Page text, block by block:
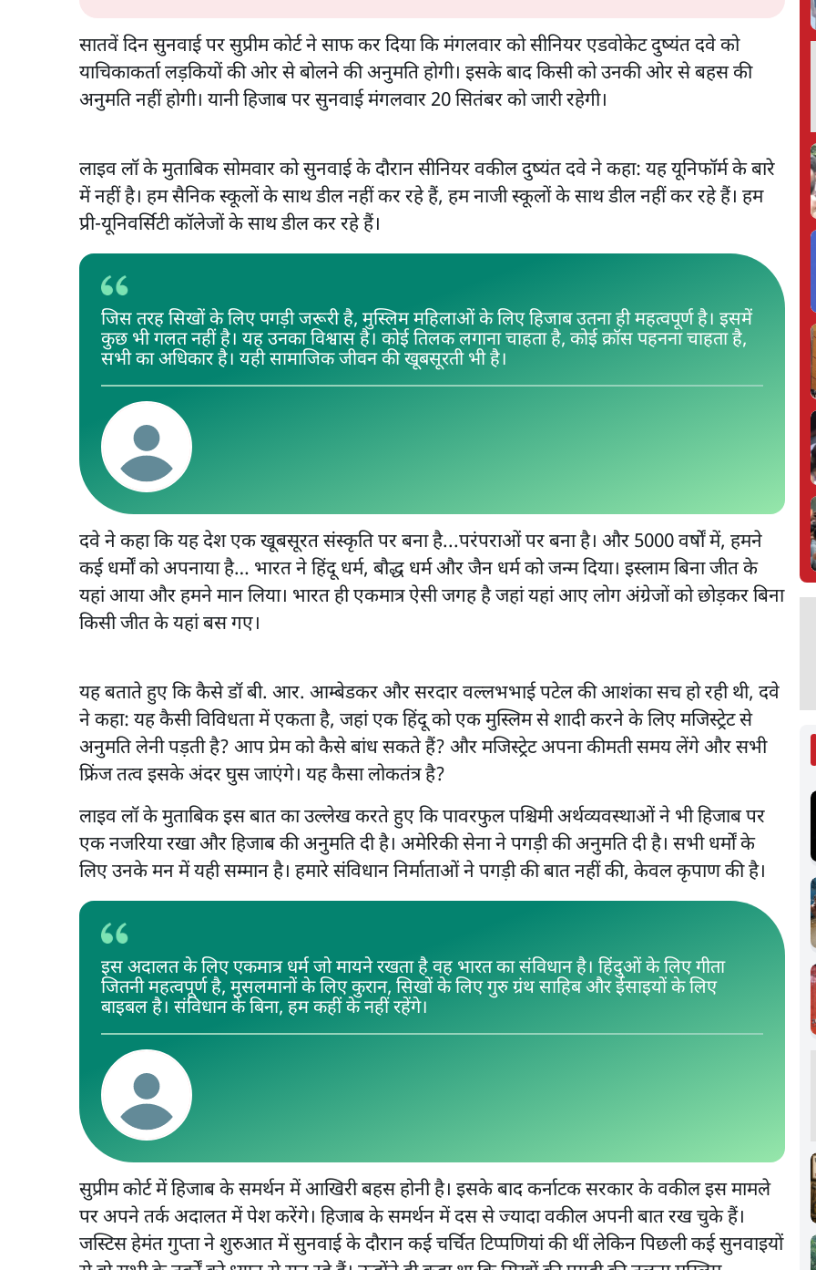
सातवें दिन सुनवाई पर सुप्रीम कोर्ट ने साफ कर दिया कि मंगलवार को सीनियर एडवोकेट दुष्यंत दवे को
याचिकाकर्ता लड़कियों की ओर से बोलने की अनुमति होगी। इसके बाद किसी को उनकी ओर से बहस की
अनुमति नहीं होगी। यानी हिजाब पर सुनवाई मंगलवार 20 सितंबर को जारी रहेगी।
लाइव लॉ के मुताबिक सोमवार को सुनवाई के दौरान सीनियर वकील दुष्यंत दवे ने कहा: यह यूनिफॉर्म के बारे
में नहीं है। हम सैनिक स्कूलों के साथ डील नहीं कर रहे हैं, हम नाजी स्कूलों के साथ डील नहीं कर रहे हैं। हम
प्री-यूनिवर्सिटी कॉलेजों के साथ डील कर रहे हैं।
जिस तरह सिखों के लिए पगड़ी जरूरी है, मुस्लिम महिलाओं के लिए हिजाब उतना ही महत्वपूर्ण है। इसमें
कुछ भी गलत नहीं है। यह उनका विश्वास है। कोई तिलक लगाना चाहता है, कोई क्रॉस पहनना चाहता है,
सभी का अधिकार है। यही सामाजिक जीवन की खूबसूरती भी है।
दवे ने कहा कि यह देश एक खूबसूरत संस्कृति पर बना है...परंपराओं पर बना है। और 5000 वर्षों में, हमने
कई धर्मों को अपनाया है… भारत ने हिंदू धर्म, बौद्ध धर्म और जैन धर्म को जन्म दिया। इस्लाम बिना जीत के
यहां आया और हमने मान लिया। भारत ही एकमात्र ऐसी जगह है जहां यहां आए लोग अंग्रेजों को छोड़कर बिना
किसी जीत के यहां बस गए।
यह बताते हुए कि कैसे डॉ बी. आर. आम्बेडकर और सरदार वल्लभभाई पटेल की आशंका सच हो रही थी, दवे
ने कहा: यह कैसी विविधता में एकता है, जहां एक हिंदू को एक मुस्लिम से शादी करने के लिए मजिस्ट्रेट से
अनुमति लेनी पड़ती है? आप प्रेम को कैसे बांध सकते हैं? और मजिस्ट्रेट अपना कीमती समय लेंगे और सभी
फ्रिंज तत्व इसके अंदर घुस जाएंगे। यह कैसा लोकतंत्र है?
लाइव लॉ के मुताबिक इस बात का उल्लेख करते हुए कि पावरफुल पश्चिमी अर्थव्यवस्थाओं ने भी हिजाब पर
एक नजरिया रखा और हिजाब की अनुमति दी है। अमेरिकी सेना ने पगड़ी की अनुमति दी है। सभी धर्मों के
लिए उनके मन में यही सम्मान है। हमारे संविधान निर्माताओं ने पगड़ी की बात नहीं की, केवल कृपाण की है।
इस अदालत के लिए एकमात्र धर्म जो मायने रखता है वह भारत का संविधान है। हिंदुओं के लिए गीता
जितनी महत्वपूर्ण है, मुसलमानों के लिए कुरान, सिखों के लिए गुरु ग्रंथ साहिब और ईसाइयों के लिए
बाइबल है। संविधान के बिना, हम कहीं के नहीं रहेंगे।
सुप्रीम कोर्ट में हिजाब के समर्थन में आखिरी बहस होनी है। इसके बाद कर्नाटक सरकार के वकील इस मामले
पर अपने तर्क अदालत में पेश करेंगे। हिजाब के समर्थन में दस से ज्यादा वकील अपनी बात रख चुके हैं।
जस्टिस हेमंत गुप्ता ने शुरुआत में सुनवाई के दौरान कई चर्चित टिप्पणियां की थीं लेकिन पिछली कई सुनवाइयों